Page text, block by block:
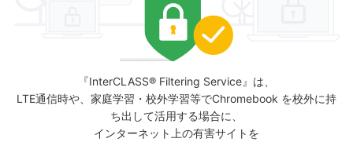
『InterCLASS® Filtering Service』は、
LTE通信時や、家庭学習・校外学習等でChromebook を校外に持
ち出して活用する場合に、
インターネット上の有害サイトを